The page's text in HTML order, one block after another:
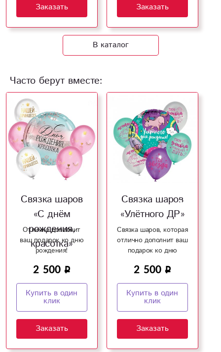
Заказать Заказать
В каталог
Часто берут вместе:
Связка шаров
«С днём
рождения,
красотка»
Отлично дополнит
ваш подарок ко дню
рождения!
2 500
Купить в один
клик
Заказать
Связка шаров
«Улётного ДР»
Связка шаров, которая
отлично дополнит ваш
подарок ко дню
2 500
Купить в один
клик
Заказать